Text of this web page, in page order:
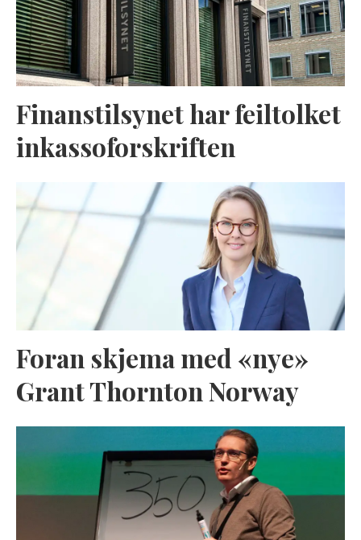
Finanstilsynet har feiltolket
inkassoforskriften
Foran skjema med «nye»
Grant Thornton Norway